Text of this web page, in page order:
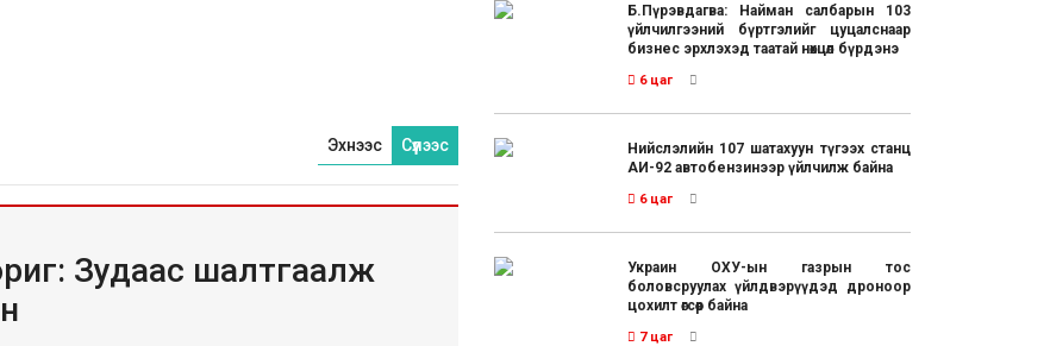
Эхнээс Сүүлээс
Зудаас шалтгаалж
Б.Пүрэвдагва: Найман салбарын 103
үйлчилгээний бүртгэлийг цуцалснаар
бизнес эрхлэхэд таатай нөхцөл бүрдэнэ
6 цаг
Нийслэлийн 107 шатахуун түгээх станц
АИ-92 автобензинээр үйлчилж байна
6 цаг
Украин ОХУ-ын газрын тос
боловсруулах үйлдвэрүүдэд дроноор
цохилт өгсөөр байна
7 цаг